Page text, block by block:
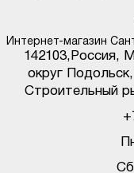
Интернет-магазин
142103, Россия,
округ Подольск,
Строительный